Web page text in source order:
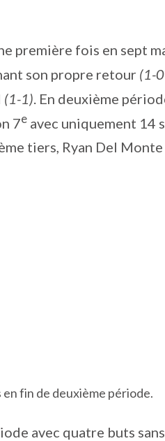
première fois en sept
son propre retour (1-
(1-1) . En deuxième
7eavec uniquement 14
tiers, Ryan Del Monte
fin de deuxième période.
avec quatre buts